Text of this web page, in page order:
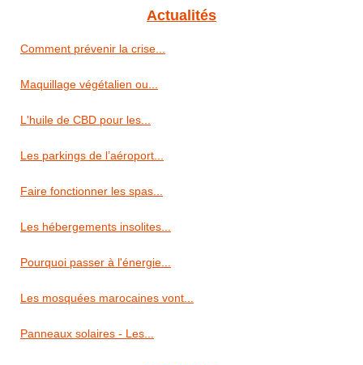
Actualités
Comment prévenir la crise...
Maquillage végétalien ou...
L'huile de CBD pour les...
Les parkings de l’aéroport...
Faire fonctionner les spas...
Les hébergements insolites...
Pourquoi passer à l'énergie...
Les mosquées marocaines vont...
Panneaux solaires - Les...